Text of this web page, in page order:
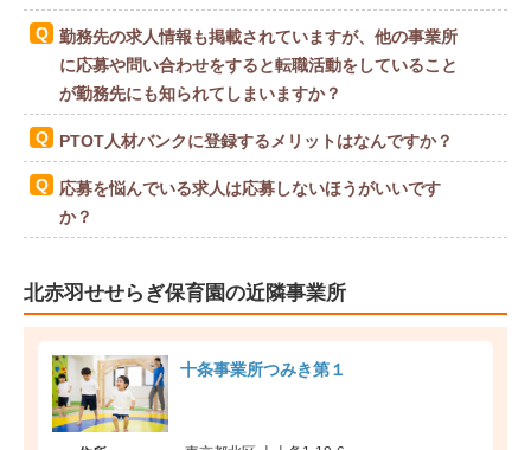
勤務先の求人情報も掲載されていますが、他の事業所
に応募や問い合わせをすると転職活動をしていること
が勤務先にも知られてしまいますか？
PTOT人材バンクに登録するメリットはなんですか？
応募を悩んでいる求人は応募しないほうがいいです
か？
北赤羽せせらぎ保育園の近隣事業所
十条事業所つみき第１